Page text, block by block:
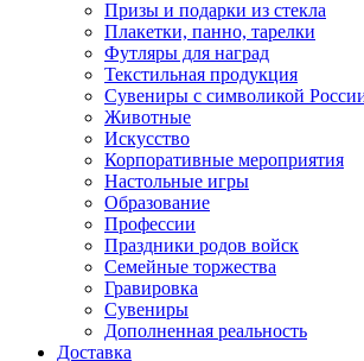
Призы и подарки из стекла
Плакетки, панно, тарелки
Футляры для наград
Текстильная продукция
Сувениры с символикой
Животные
Искусство
Корпоративные мероприятия
Настольные игры
Образование
Профессии
Праздники родов войск
Семейные торжества
Гравировка
Сувениры
Дополненная реальность
Доставка